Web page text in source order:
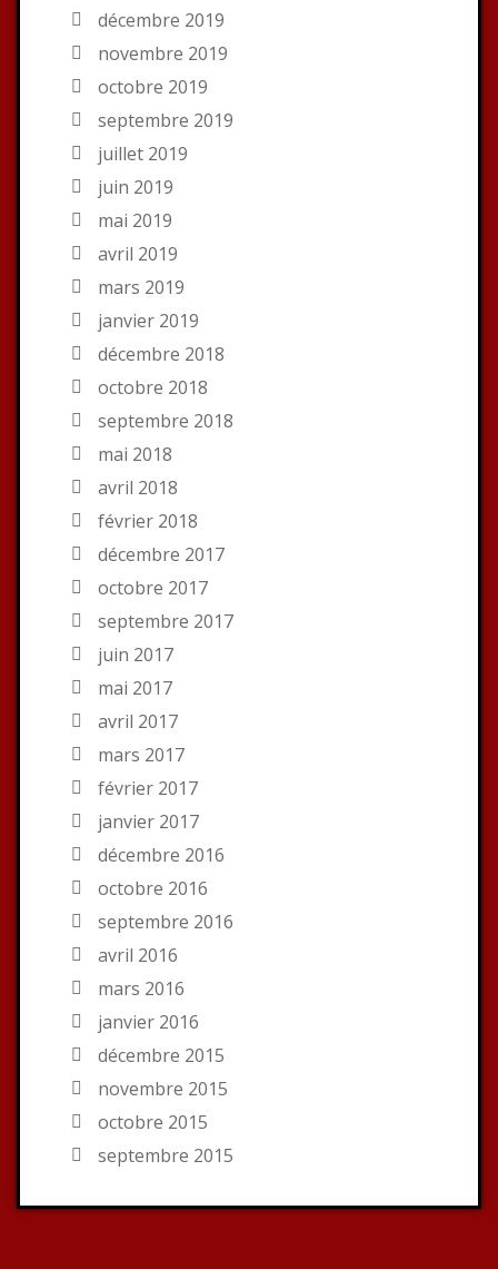
décembre 2019
novembre 2019
octobre 2019
septembre 2019
juillet 2019
juin 2019
mai 2019
avril 2019
mars 2019
janvier 2019
décembre 2018
octobre 2018
septembre 2018
mai 2018
avril 2018
février 2018
décembre 2017
octobre 2017
septembre 2017
juin 2017
mai 2017
avril 2017
mars 2017
février 2017
janvier 2017
décembre 2016
octobre 2016
septembre 2016
avril 2016
mars 2016
janvier 2016
décembre 2015
novembre 2015
octobre 2015
septembre 2015